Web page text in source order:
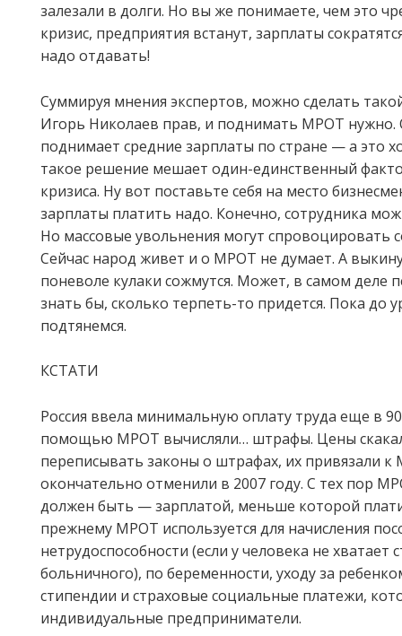
залезали в долги. Но вы же понимаете, чем это
кризис, предприятия встанут, зарплаты
надо отдавать!
Суммируя мнения экспертов, можно сделать
Игорь Николаев прав, и поднимать МРОТ нужно.
поднимает средние зарплаты по стране — а это
такое решение мешает один-единственный
кризиса. Ну вот поставьте себя на место
зарплаты платить надо. Конечно, сотрудника
Но массовые увольнения могут спровоцировать
Сейчас народ живет и о МРОТ не думает. А
поневоле кулаки сожмутся. Может, в самом деле
знать бы, сколько терпеть-то придется. Пока до
подтянемся.
КСТАТИ
Россия ввела минимальную оплату труда еще в
помощью МРОТ вычисляли… штрафы. Цены
переписывать законы о штрафах, их привязали к
окончательно отменили в 2007 году. С тех пор
должен быть — зарплатой, меньше которой
прежнему МРОТ используется для начисления
нетрудоспособности (если у человека не хватает
больничного), по беременности, уходу за
стипендии и страховые социальные платежи,
индивидуальные предприниматели.